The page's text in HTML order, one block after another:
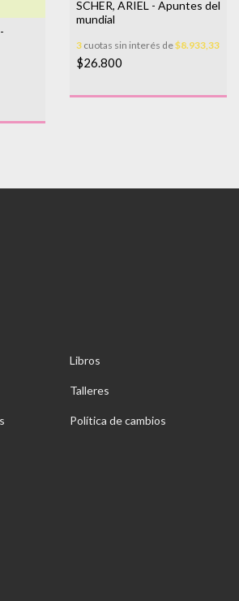
SCHER, ARIEL - Apuntes del
mundial
3 cuotas sin interés de$8.933,33
$26.800
Libros
Talleres
Política de cambios